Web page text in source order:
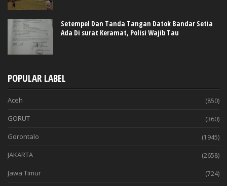
Setempel Dan Tanda Tangan Datok Bandar Setia
Ada Di surat Keramat, Polisi Wajib Tau
POPULAR LABEL
Aceh (850)
GORUT (360)
Gorontalo (1945)
JAKARTA (2658)
Jawa Timur (724)